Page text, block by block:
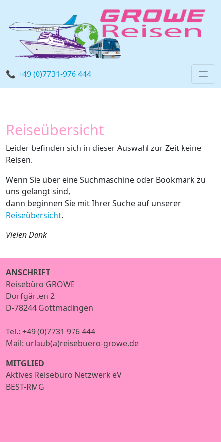
📞 +49 (0)7731-976 444
Reiseübersicht
Leider befinden sich in dieser Auswahl zur Zeit keine
Reisen.
Wenn Sie über eine Suchmaschine oder Bookmark zu
uns gelangt sind,
dann beginnen Sie mit Ihrer Suche auf unserer
Reiseübersicht.
Vielen Dank
ANSCHRIFT
Reisebüro GROWE
Dorfgärten 2
D-78244 Gottmadingen
Tel.: +49 (0)7731 976 444
Mail: urlaub(a)reisebuero-growe.de
MITGLIED
Aktives Reisebüro Netzwerk eV
BEST-RMG